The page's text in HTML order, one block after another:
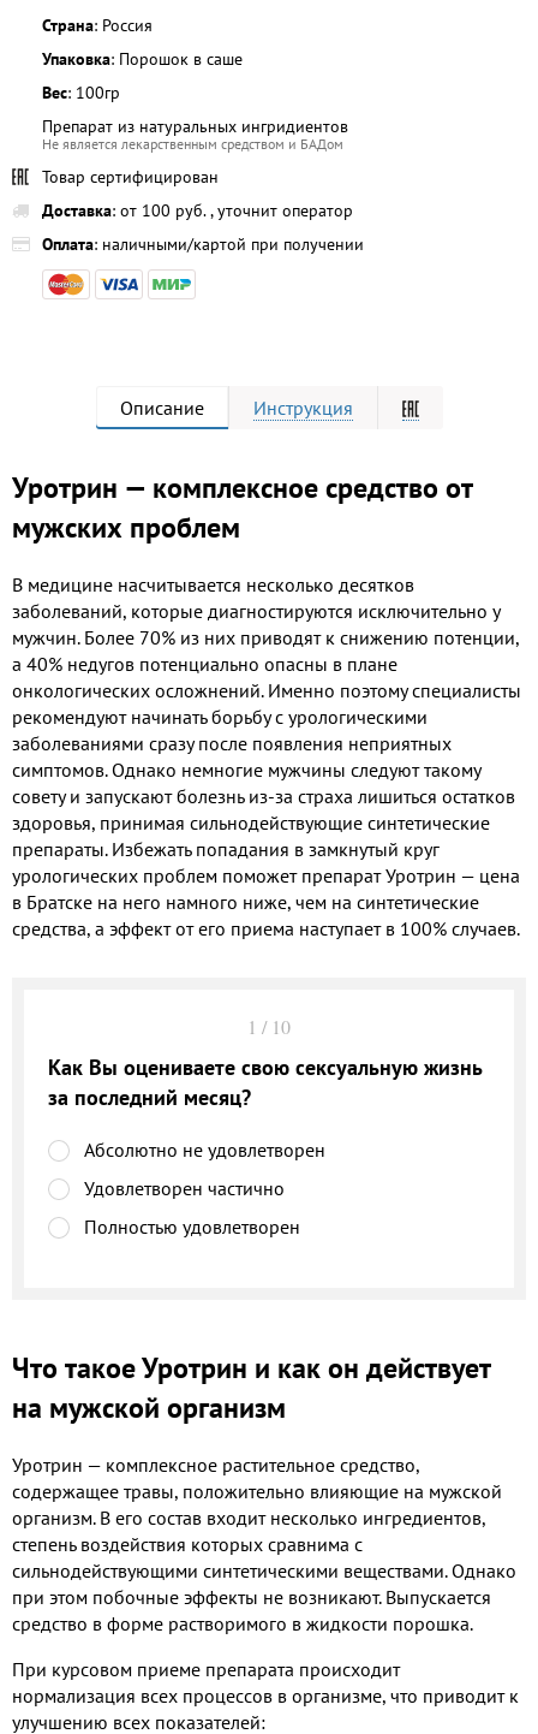
Страна: Россия
Упаковка: Порошок в саше
Вес: 100гр
Препарат из натуральных ингридиентов
Не является лекарственным средством и БАДом
Товар сертифицирован
Доставка: от 100 руб. , уточнит оператор
Оплата: наличными/картой при получении
Описание Инструкция
Уротрин — комплексное средство от
мужских проблем
В медицине насчитывается несколько десятков
заболеваний, которые диагностируются исключительно у
мужчин. Более 70% из них приводят к снижению потенции,
а 40% недугов потенциально опасны в плане
онкологических осложнений. Именно поэтому специалисты
рекомендуют начинать борьбу с урологическими
заболеваниями сразу после появления неприятных
симптомов. Однако немногие мужчины следуют такому
совету и запускают болезнь из-за страха лишиться остатков
здоровья, принимая сильнодействующие синтетические
препараты. Избежать попадания в замкнутый круг
урологических проблем поможет препарат Уротрин — цена
в Братске на него намного ниже, чем на синтетические
средства, а эффект от его приема наступает в 100% случаев.
1 / 10
Как Вы оцениваете свою сексуальную жизнь
за последний месяц?
Абсолютно не удовлетворен
Удовлетворен частично
Полностью удовлетворен
Что такое Уротрин и как он действует
на мужской организм
Уротрин — комплексное растительное средство,
содержащее травы, положительно влияющие на мужской
организм. В его состав входит несколько ингредиентов,
степень воздействия которых сравнима с
сильнодействующими синтетическими веществами. Однако
при этом побочные эффекты не возникают. Выпускается
средство в форме растворимого в жидкости порошка.
При курсовом приеме препарата происходит
нормализация всех процессов в организме, что приводит к
улучшению всех показателей: